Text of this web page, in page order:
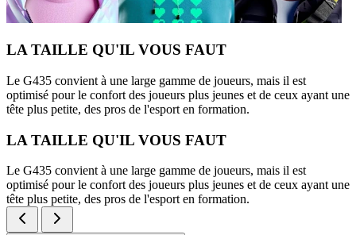
LA TAILLE QU'IL VOUS FAUT
Le G435 convient à une large gamme de joueurs, mais il est
optimisé pour le confort des joueurs plus jeunes et de ceux ayant une
tête plus petite, des pros de l'esport en formation.
LA TAILLE QU'IL VOUS FAUT
Le G435 convient à une large gamme de joueurs, mais il est
optimisé pour le confort des joueurs plus jeunes et de ceux ayant une
tête plus petite, des pros de l'esport en formation.